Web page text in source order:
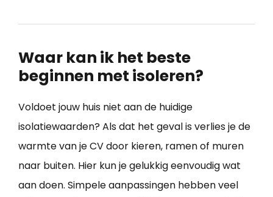
Waar kan ik het beste
beginnen met isoleren?
Voldoet jouw huis niet aan de huidige
isolatiewaarden? Als dat het geval is verlies je de
warmte van je CV door kieren, ramen of muren
naar buiten. Hier kun je gelukkig eenvoudig wat
aan doen. Simpele aanpassingen hebben veel